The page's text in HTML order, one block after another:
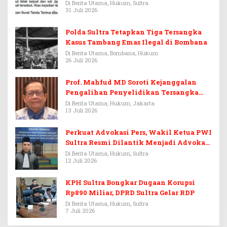
Di Berita Utama, Hukum, Sultra
31 Juli 2026
Polda Sultra Tetapkan Tiga Tersangka
Kasus Tambang Emas Ilegal di Bombana
Di Berita Utama, Bombana, Hukum
26 Juli 2026
Prof. Mahfud MD Soroti Kejanggalan
Pengalihan Penyelidikan Tersangka
Febrie Adriansyah
Di Berita Utama, Hukum, Jakarta
13 Juli 2026
Perkuat Advokasi Pers, Wakil Ketua PWI
Sultra Resmi Dilantik Menjadi Advokat
PERADI
Di Berita Utama, Hukum, Sultra
12 Juli 2026
KPH Sultra Bongkar Dugaan Korupsi
Rp890 Miliar, DPRD Sultra Gelar RDP
Di Berita Utama, Hukum, Sultra
7 Juli 2026